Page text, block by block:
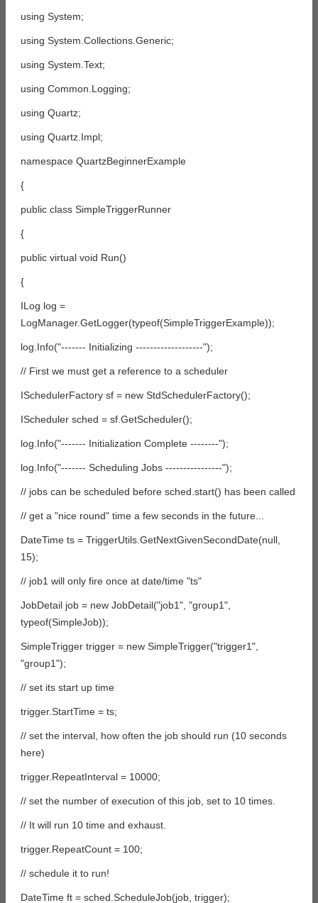
using System;
using System.Collections.Generic;
using System.Text;
using Common.Logging;
using Quartz;
using Quartz.Impl;
namespace QuartzBeginnerExample
{
public class SimpleTriggerRunner
{
public virtual void Run()
{
ILog log =
LogManager.GetLogger(typeof(SimpleTriggerExample));
log.Info("------- Initializing -------------------");
// First we must get a reference to a scheduler
ISchedulerFactory sf = new StdSchedulerFactory();
IScheduler sched = sf.GetScheduler();
log.Info("------- Initialization Complete --------");
log.Info("------- Scheduling Jobs ----------------");
// jobs can be scheduled before sched.start() has been called
// get a "nice round" time a few seconds in the future...
DateTime ts = TriggerUtils.GetNextGivenSecondDate(null,
15);
// job1 will only fire once at date/time "ts"
JobDetail job = new JobDetail("job1", "group1",
typeof(SimpleJob));
SimpleTrigger trigger = new SimpleTrigger("trigger1",
"group1");
// set its start up time
trigger.StartTime = ts;
// set the interval, how often the job should run (10 seconds
here)
trigger.RepeatInterval = 10000;
// set the number of execution of this job, set to 10 times.
// It will run 10 time and exhaust.
trigger.RepeatCount = 100;
// schedule it to run!
DateTime ft = sched.ScheduleJob(job, trigger);